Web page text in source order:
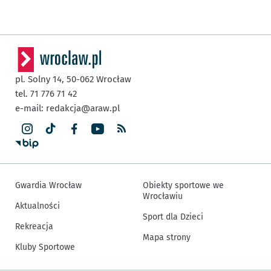
pl. Solny 14, 50-062 Wrocław
tel. 71 776 71 42
e-mail: redakcja@araw.pl
Gwardia Wrocław
Aktualności
Rekreacja
Kluby Sportowe
Obiekty sportowe we
Wrocławiu
Sport dla Dzieci
Mapa strony